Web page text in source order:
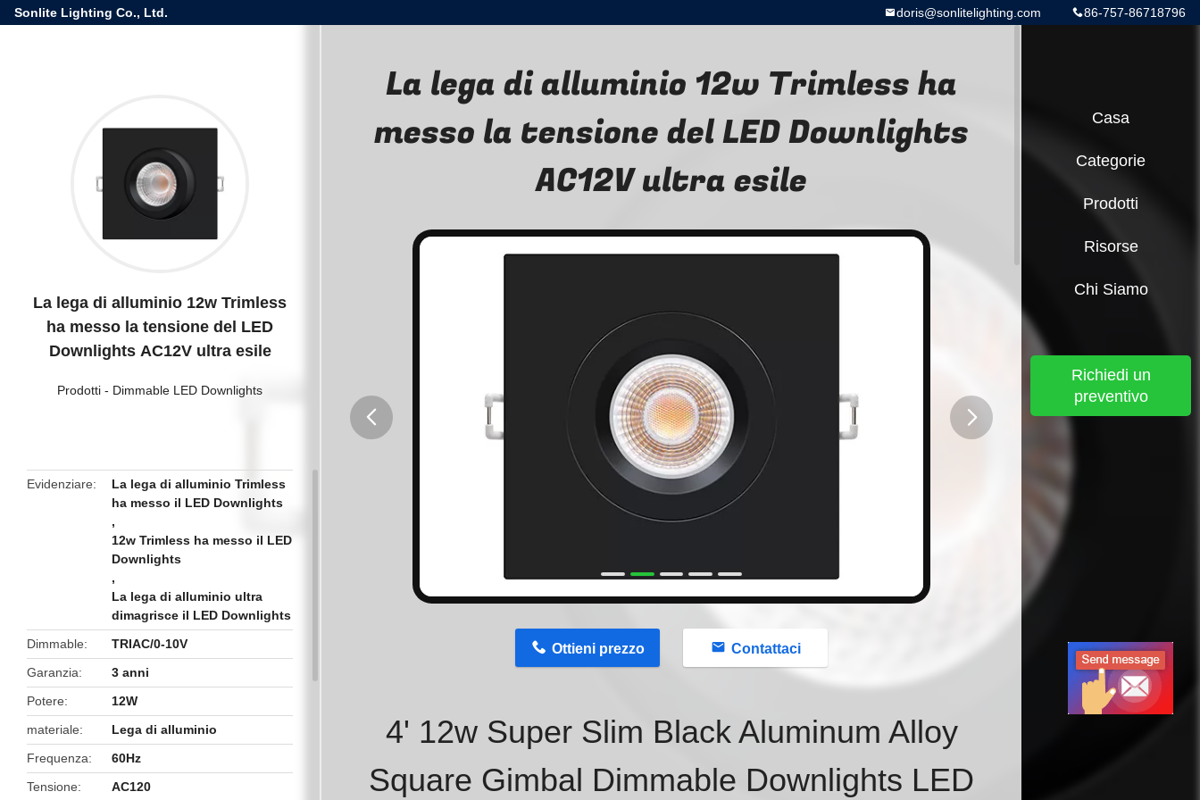
Sonlite Lighting Co., Ltd. 86-757-86718796
doris@sonlitelighting.com
La lega di alluminio 12w Trimless
ha messo la tensione del LED
Downlights AC12V ultra esile
Prodotti - Dimmable LED Downlights
Evidenziare
La lega di alluminio Trimless
ha messo il LED Downlights
,
12w Trimless ha messo il LED
Downlights
,
La lega di alluminio ultra
dimagrisce il LED Downlights
Dimmable
TRIAC/0-10V
Garanzia
3 anni
Potere
12W
materiale
Lega di alluminio
Frequenza
60Hz
Tensione
AC120
La lega di alluminio 12w Trimless ha
messo la tensione del LED Downlights
AC12V ultra esile
Ottieni prezzo Contattaci
4' 12w Super Slim Black Aluminum Alloy
Square Gimbal Dimmable Downlights LED
Casa
Categorie
Prodotti
Risorse
Chi Siamo
Richiedi un
preventivo